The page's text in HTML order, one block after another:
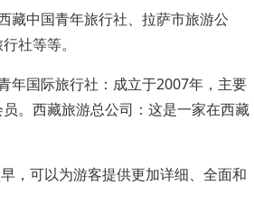
藏中国青年旅行社、拉萨市旅游公
社等等。
年国际旅行社：成立于2007年，主要
。西藏旅游总公司：这是一家在西藏
，可以为游客提供更加详细、全面和